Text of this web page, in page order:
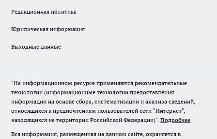
Редакционная политика
Юридическая информация
Выходные данные
"На информационном ресурсе применяются рекомендательные
технологии (информационные технологии предоставления
информации на основе сбора, систематизации и анализа сведений,
относящихся к предпочтениям пользователей сети "Интернет",
находящихся на территории Российской Федерации)". Подробнее
Вся информация, размещенная на данном сайте, охраняется в